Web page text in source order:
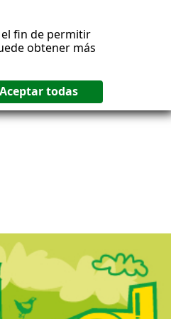
el fin de permitir
obtener más